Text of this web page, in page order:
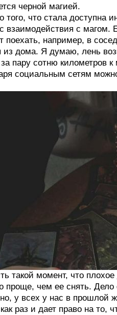
черной магией.
того, что стала доступна
взаимодействия с магом.
поехать, например, в
из дома. Я думаю, лень
за пару сотню километров
социальным сетям
такой момент, что
проще, чем ее снять.
у всех у нас в прошлой
раз и дает право на то,